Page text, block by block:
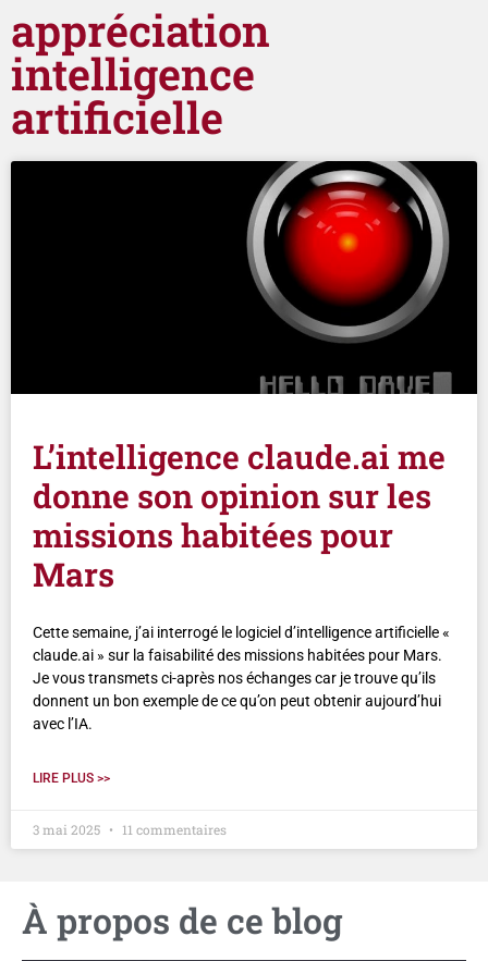
appréciation
intelligence
artificielle
L’intelligence claude.ai me
donne son opinion sur les
missions habitées pour
Mars
Cette semaine, j’ai interrogé le logiciel d’intelligence artificielle «
claude.ai » sur la faisabilité des missions habitées pour Mars.
Je vous transmets ci-après nos échanges car je trouve qu’ils
donnent un bon exemple de ce qu’on peut obtenir aujourd’hui
avec l’IA.
LIRE PLUS >>
3 mai 2025 11 commentaires
À propos de ce blog